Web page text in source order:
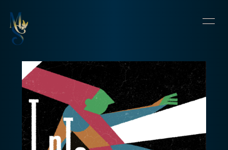
SCHEDULE
PROFILE
VIDEO
DISCOGRAPHY
CONTACT
BLOG